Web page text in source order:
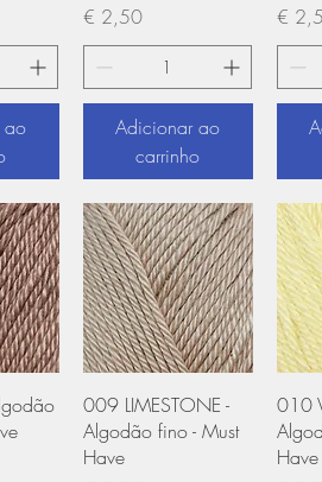
ao
Preço
€ 2,50
Adicionar ao
carrinho
Preço
€
Visualização rápida
009 LIMESTONE -
Algodão fino - Must
Have
010
Have